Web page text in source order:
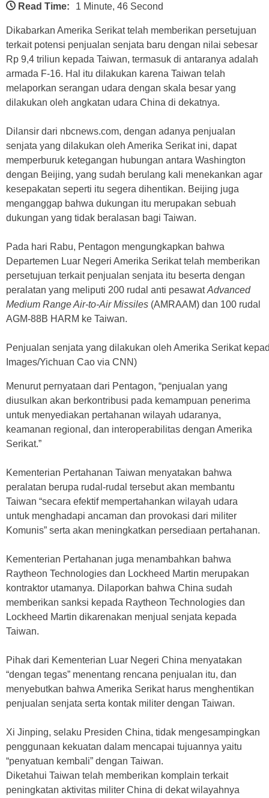
Read Time: 1 Minute, 46 Second
Dikabarkan Amerika Serikat telah memberikan persetujuan
terkait potensi penjualan senjata baru dengan nilai sebesar
Rp 9,4 triliun kepada Taiwan, termasuk di antaranya adalah
armada F-16. Hal itu dilakukan karena Taiwan telah
melaporkan serangan udara dengan skala besar yang
dilakukan oleh angkatan udara China di dekatnya.
Dilansir dari nbcnews.com, dengan adanya penjualan
senjata yang dilakukan oleh Amerika Serikat ini, dapat
memperburuk ketegangan hubungan antara Washington
dengan Beijing, yang sudah berulang kali menekankan agar
kesepakatan seperti itu segera dihentikan. Beijing juga
menganggap bahwa dukungan itu merupakan sebuah
dukungan yang tidak beralasan bagi Taiwan.
Pada hari Rabu, Pentagon mengungkapkan bahwa
Departemen Luar Negeri Amerika Serikat telah memberikan
persetujuan terkait penjualan senjata itu beserta dengan
peralatan yang meliputi 200 rudal anti pesawatAdvanced
Medium Range Air-to-Air Missiles (AMRAAM) dan 100 rudal
AGM-88B HARM ke Taiwan.
Penjualan senjata yang dilakukan oleh Amerika Serikat
Images/Yichuan Cao via CNN)
Menurut pernyataan dari Pentagon, “penjualan yang
diusulkan akan berkontribusi pada kemampuan penerima
untuk menyediakan pertahanan wilayah udaranya,
keamanan regional, dan interoperabilitas dengan Amerika
Serikat.”
Kementerian Pertahanan Taiwan menyatakan bahwa
peralatan berupa rudal-rudal tersebut akan membantu
Taiwan “secara efektif mempertahankan wilayah udara
untuk menghadapi ancaman dan provokasi dari militer
Komunis” serta akan meningkatkan persediaan pertahanan.
Kementerian Pertahanan juga menambahkan bahwa
Raytheon Technologies dan Lockheed Martin merupakan
kontraktor utamanya. Dilaporkan bahwa China sudah
memberikan sanksi kepada Raytheon Technologies dan
Lockheed Martin dikarenakan menjual senjata kepada
Taiwan.
Pihak dari Kementerian Luar Negeri China menyatakan
“dengan tegas” menentang rencana penjualan itu, dan
menyebutkan bahwa Amerika Serikat harus menghentikan
penjualan senjata serta kontak militer dengan Taiwan.
Xi Jinping, selaku Presiden China, tidak mengesampingkan
penggunaan kekuatan dalam mencapai tujuannya yaitu
“penyatuan kembali” dengan Taiwan.
Diketahui Taiwan telah memberikan komplain terkait
peningkatan aktivitas militer China di dekat wilayahnya